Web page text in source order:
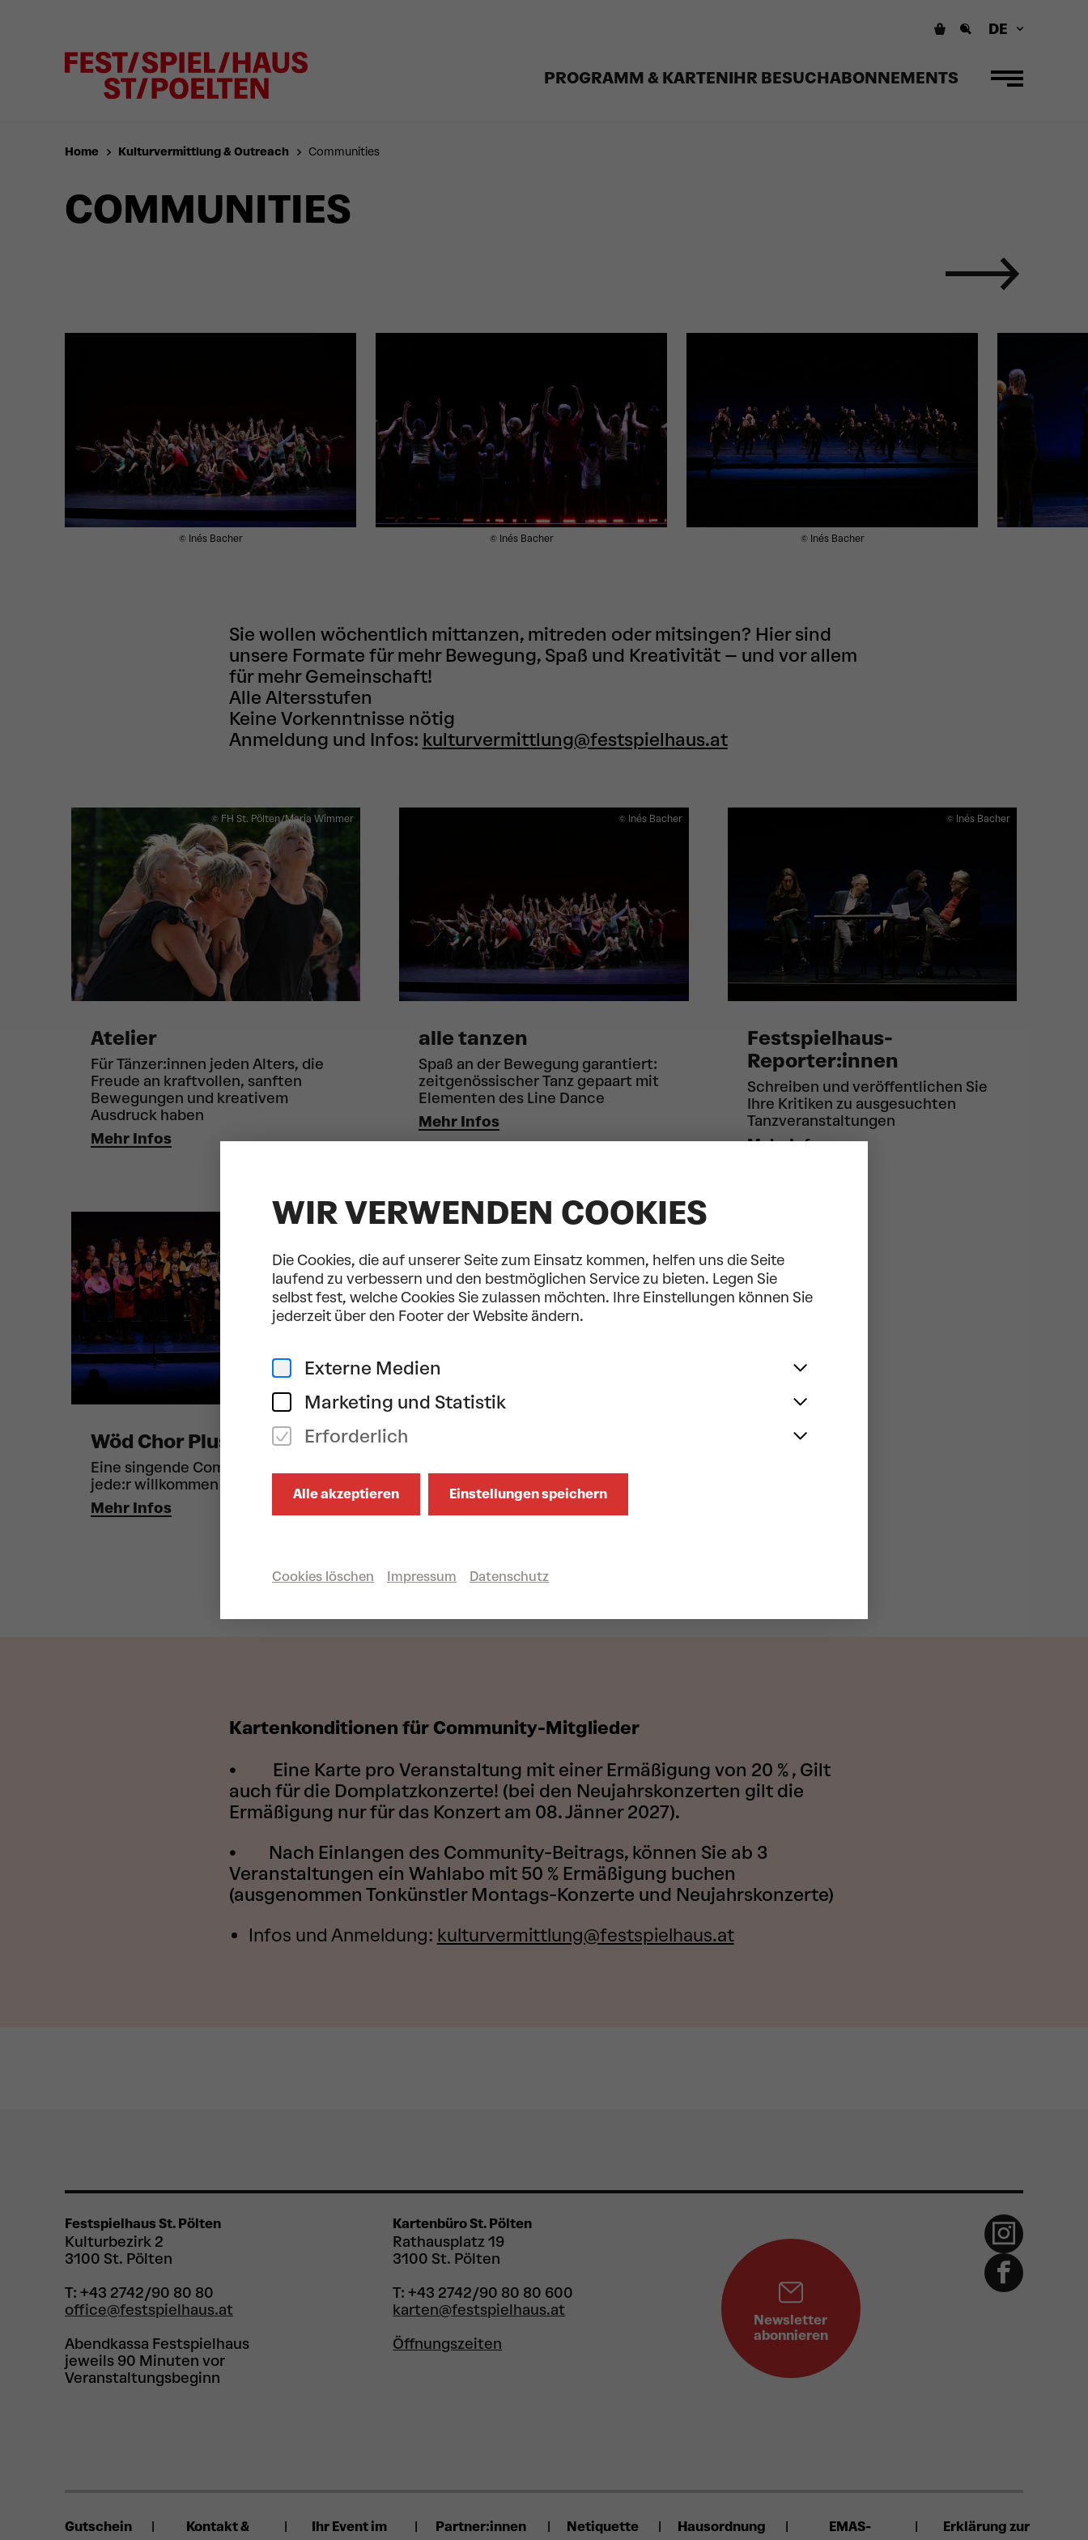
WIR VERWENDEN COOKIES
Die Cookies, die auf unserer Seite zum Einsatz kommen, helfen uns die Seite
laufend zu verbessern und den bestmöglichen Service zu bieten. Legen Sie
selbst fest, welche Cookies Sie zulassen möchten. Ihre Einstellungen können Sie
jederzeit über den Footer der Website ändern.
Externe Medien
Marketing und Statistik
Erforderlich
Alle akzeptieren Einstellungen speichern
Cookies löschen Impressum Datenschutz
DE
PROGRAMM & KARTENIHR BESUCHABONNEMENTS
Home Kulturvermittlung & Outreach Communities
COMMUNITIES
© Inés Bacher © Inés Bacher © Inés Bacher
Sie wollen wöchentlich mittanzen, mitreden oder mitsingen? Hier sind
unsere Formate für mehr Bewegung, Spaß und Kreativität – und vor allem
für mehr Gemeinschaft!
Alle Altersstufen
Keine Vorkenntnisse nötig
Anmeldung und Infos: kulturvermittlung@festspielhaus.at
© FH St. Pölten/Maria Wimmer
Atelier
Für Tänzer:innen jeden Alters, die
Freude an kraftvollen, sanften
Bewegungen und kreativem
Ausdruck haben
Mehr Infos
© Inés Bacher
alle tanzen
Spaß an der Bewegung garantiert:
zeitgenössischer Tanz gepaart mit
Elementen des Line Dance
Mehr Infos
© Inés Bacher
Festspielhaus-
Reporter:innen
Schreiben und veröffentlichen Sie
Ihre Kritiken zu ausgesuchten
Tanzveranstaltungen
Mehr Infos
© Inés Bacher
Wöd Chor Plus
Eine singende Community, in der
jede:r willkommen ist
Mehr Infos
© Katie-Aileen Dempsey
Sisters
Communities zu empowern.
Mehr Infos
Kartenkonditionen für Community-Mitglieder
• Eine Karte pro Veranstaltung mit einer Ermäßigung von 20 % , Gilt
auch für die Domplatzkonzerte! (bei den Neujahrskonzerten gilt die
Ermäßigung nur für das Konzert am 08. Jänner 2027).
• Nach Einlangen des Community-Beitrags, können Sie ab 3
Veranstaltungen ein Wahlabo mit 50 % Ermäßigung buchen
(ausgenommen Tonkünstler Montags-Konzerte und Neujahrskonzerte)
Infos und Anmeldung: kulturvermittlung@festspielhaus.at
Festspielhaus St. Pölten
Kulturbezirk 2
3100 St. Pölten
T: +43 2742/90 80 80
office@festspielhaus.at
Abendkassa Festspielhaus
jeweils 90 Minuten vor
Veranstaltungsbeginn
Kartenbüro St. Pölten
Rathausplatz 19
3100 St. Pölten
T: +43 2742/90 80 80 600
karten@festspielhaus.at
Öffnungszeiten
Newsletter
abonnieren
Gutschein
Kontakt &
Ihr Event im
Partner:innen
Netiquette Hausordnung
EMAS-
Erklärung zur